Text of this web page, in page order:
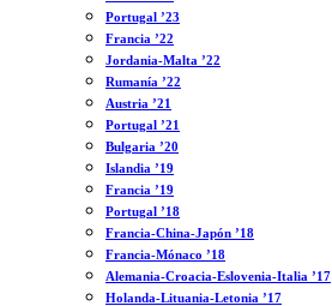
Portugal ’23
Francia ’22
Jordania-Malta ’22
Rumanía ’22
Austria ’21
Portugal ’21
Bulgaria ’20
Islandia ’19
Francia ’19
Portugal ’18
Francia-China-Japón ’18
Francia-Mónaco ’18
Alemania-Croacia-Eslovenia-Italia ’17
Holanda-Lituania-Letonia ’17